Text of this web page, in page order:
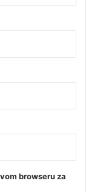
browseru za